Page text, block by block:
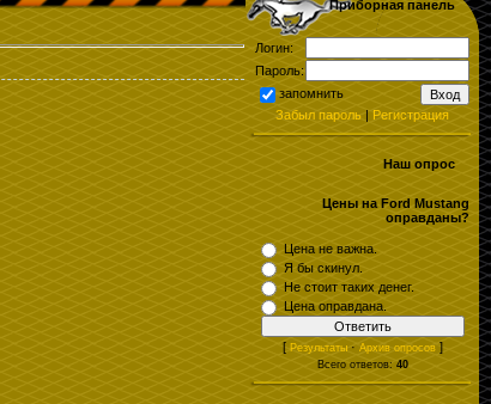
Приборная панель
Логин:
Пароль:
запомнить
Забыл пароль | Регистрация
Наш опрос
Цены на Ford Mustang
оправданы?
Цена не важна.
Я бы скинул.
Не стоит таких денег.
Цена оправдана.
[ Результаты· Архив опросов]
Всего ответов: 40